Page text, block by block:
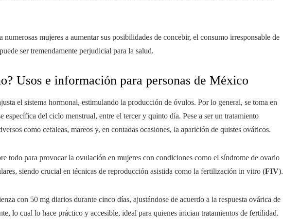
numerosas mujeres a aumentar sus posibilidades de concebir, el consumo irresponsable de
ser tremendamente perjudicial para la salud.
Usos e información para personas de México
el sistema hormonal, estimulando la producción de óvulos. Por lo general, se toma en
específica del ciclo menstrual, entre el tercer y quinto día. Pese a ser un tratamiento
como cefaleas, mareos y, en contadas ocasiones, la aparición de quistes ováricos.
todo para provocar la ovulación en mujeres con condiciones como el síndrome de ovario
siendo crucial en técnicas de reproducción asistida como la fertilización in vitro (FIV).
con 50 mg diarios durante cinco días, ajustándose de acuerdo a la respuesta ovárica de
lo cual lo hace práctico y accesible, ideal para quienes inician tratamientos de fertilidad.